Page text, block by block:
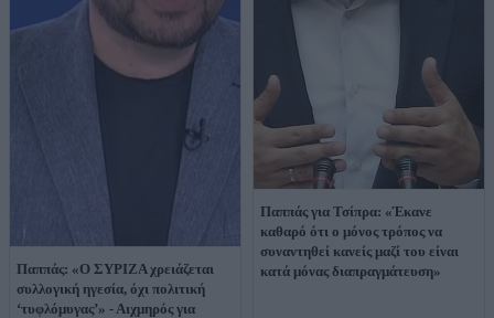
Παππάς: «Ο ΣΥΡΙΖΑ χρειάζεται
συλλογική ηγεσία, όχι πολιτική
‘τυφλόμυγας’» - Αιχμηρός για
Παππάς για Τσίπρα: «Έκανε
καθαρό ότι ο μόνος τρόπος να
συναντηθεί κανείς μαζί του είναι
κατά μόνας διαπραγμάτευση»